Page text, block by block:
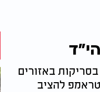
באזורים
להציב